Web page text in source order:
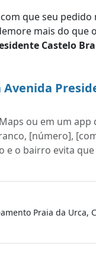
que seu
mais do que
Castelo
ou em um app
[número],
e o bairro evita
Praia da Urca,